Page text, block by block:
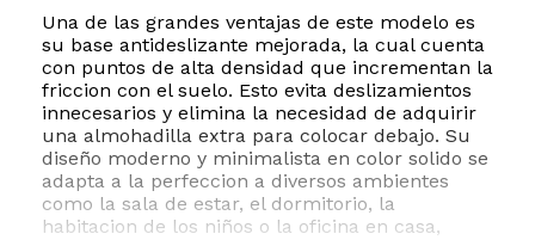
Una de las grandes ventajas de este modelo es
su base antideslizante mejorada, la cual cuenta
con puntos de alta densidad que incrementan la
friccion con el suelo. Esto evita deslizamientos
innecesarios y elimina la necesidad de adquirir
una almohadilla extra para colocar debajo. Su
diseño moderno y minimalista en color solido se
adapta a la perfeccion a diversos ambientes
como la sala de estar, el dormitorio, la
habitacion de los niños o la oficina en casa,